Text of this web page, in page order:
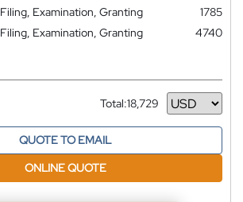
Filing, Examination, Granting
1785
Filing, Examination, Granting
4740
Total:18,729
Currency
QUOTE TO EMAIL
ONLINE QUOTE